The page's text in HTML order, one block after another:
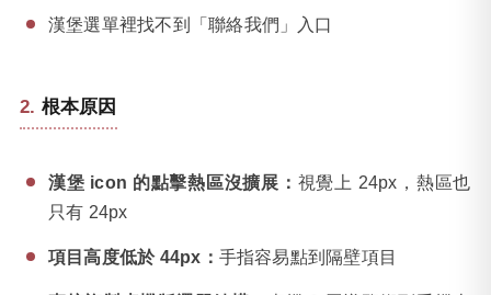
漢堡選單裡找不到「聯絡我們」入口
根本原因
漢堡 icon 的點擊熱區沒擴展： 視覺上 24px，熱區也
只有 24px
項目高度低於 44px： 手指容易點到隔壁項目